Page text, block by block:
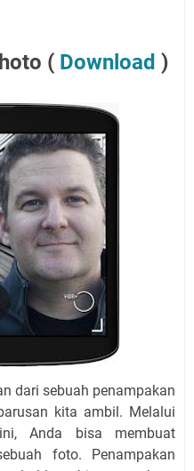
( Download )
dari sebuah penampakan
kita ambil. Melalui
Anda bisa membuat
foto. Penampakan